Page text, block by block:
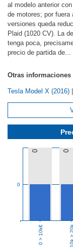
0
0 0
0 > 10k€ 10k > 20k
al modelo anterior
de motores; por fuera
versiones queda
Plaid (1020 CV). La
tenga poca,
precio de partida de...
Otras informaciones
Tesla Model X (2016)